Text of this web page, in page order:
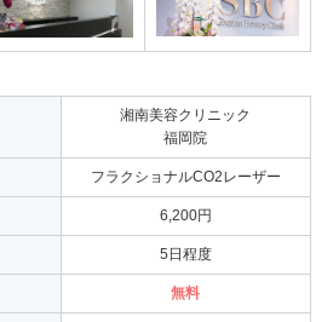
湘南美容クリニック
福岡院
フラクショナルCO2レーザー
6,200円
5日程度
無料